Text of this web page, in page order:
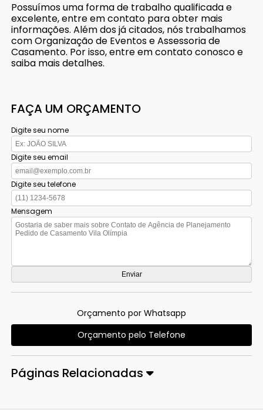
Possuímos uma forma de trabalho qualificada e
excelente, entre em contato para obter mais
informações. Além dos já citados, nós trabalhamos
com Organização de Eventos e Assessoria de
Casamento. Por isso, entre em contato conosco e
saiba mais detalhes.
FAÇA UM ORÇAMENTO
Digite seu nome
Digite seu email
Digite seu telefone
Mensagem
Orçamento por Whatsapp
Orçamento pelo Telefone
Páginas Relacionadas